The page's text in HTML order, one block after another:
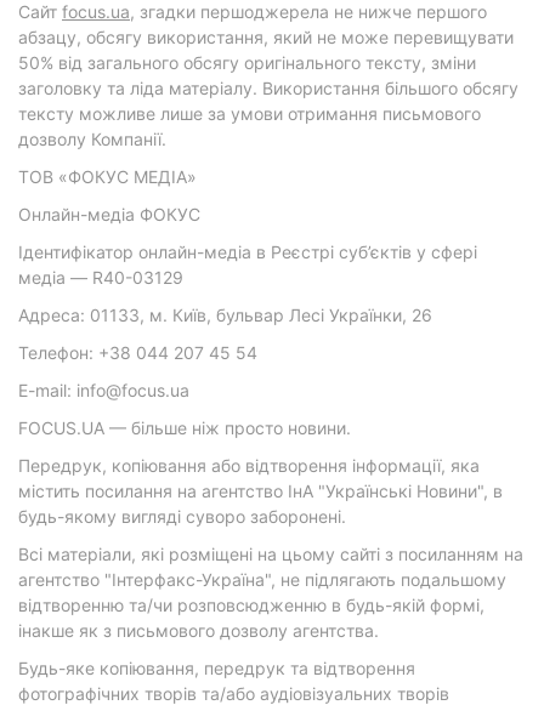
Cайт focus.ua, згадки першоджерела не нижче першого
абзацу, обсягу використання, який не може перевищувати
50% від загального обсягу оригінального тексту, зміни
заголовку та ліда матеріалу. Використання більшого обсягу
тексту можливе лише за умови отримання письмового
дозволу Компанії.
ТОВ «ФОКУС МЕДІА»
Онлайн-медіа ФОКУС
Ідентифікатор онлайн-медіа в Реєстрі суб’єктів у сфері
медіа — R40-03129
Адреса: 01133, м. Київ, бульвар Лесі Українки, 26
Телефон: +38 044 207 45 54
E-mail: info@focus.ua
FOCUS.UA — більше ніж просто новини.
Передрук, копіювання або відтворення інформації, яка
містить посилання на агентство ІнА "Українські Новини", в
будь-якому вигляді суворо заборонені.
Всі матеріали, які розміщені на цьому сайті з посиланням на
агентство "Інтерфакс-Україна", не підлягають подальшому
відтворенню та/чи розповсюдженню в будь-якій формі,
інакше як з письмового дозволу агентства.
Будь-яке копіювання, передрук та відтворення
фотографічних творів та/або аудіовізуальних творів